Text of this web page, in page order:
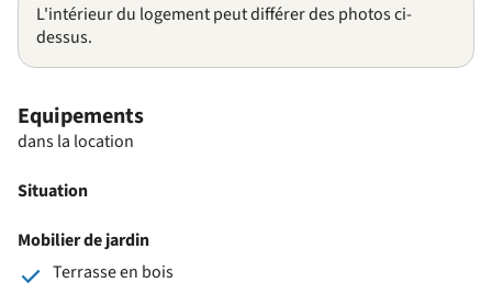
L'intérieur du logement peut différer des photos ci-
dessus.
Equipements
dans la location
Situation
Mobilier de jardin
Terrasse en bois